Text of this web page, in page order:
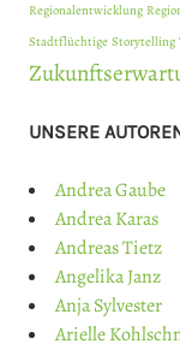
Regionalentwicklung
Stadtflüchtige Storytelling
UNSERE
Andrea Gaube
Andrea Karas
Andreas Tietz
Angelika Janz
Anja Sylvester
Arielle